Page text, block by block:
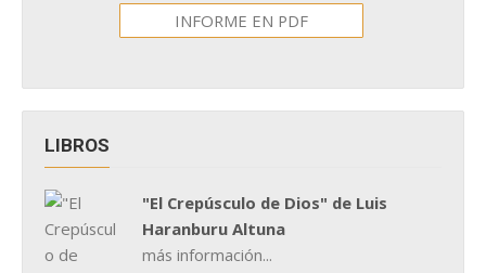
INFORME EN PDF
LIBROS
"El Crepúsculo de Dios" de Luis
Haranburu Altuna
más información...